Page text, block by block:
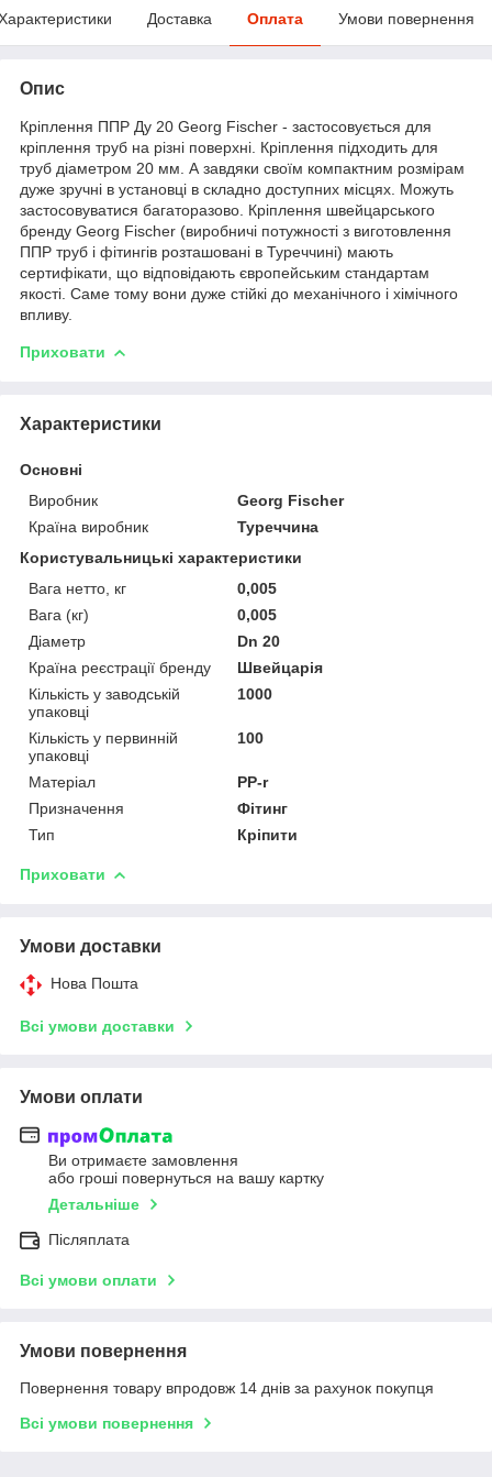
Доставка Оплата Умови повернення
Опис
Кріплення ППР Ду 20 Georg Fischer - застосовується для
кріплення труб на різні поверхні. Кріплення підходить для
труб діаметром 20 мм. А завдяки своїм компактним розмірам
дуже зручні в установці в складно доступних місцях. Можуть
застосовуватися багаторазово. Кріплення швейцарського
бренду Georg Fischer (виробничі потужності з виготовлення
ППР труб і фітингів розташовані в Туреччині) мають
сертифікати, що відповідають європейським стандартам
якості. Саме тому вони дуже стійкі до механічного і хімічного
впливу.
Приховати
Характеристики
Основні
Виробник
Georg Fischer
Країна виробник
Туреччина
Користувальницькі характеристики
Вага нетто, кг
0,005
Вага (кг)
0,005
Діаметр
Dn 20
Країна реєстрації бренду
Швейцарія
Кількість у заводській
упаковці
1000
Кількість у первинній
упаковці
100
Матеріал
PP-r
Призначення
Фітинг
Тип
Кріпити
Приховати
Умови доставки
Нова Пошта
Всі умови доставки
Умови оплати
Ви отримаєте замовлення
або гроші повернуться на вашу картку
Детальніше
Післяплата
Всі умови оплати
Умови повернення
Повернення товару впродовж 14 днів за рахунок покупця
Всі умови повернення